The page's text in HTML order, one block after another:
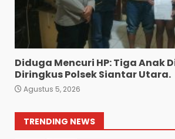
Diduga Mencuri HP: Tiga Anak
Diringkus Polsek Siantar Utara.
Agustus 5, 2026
TRENDING NEWS
7
4.800 Bungkus
ke Bea Cukai Dan
Terduga Pelaku
Agustus 4, 2026
1
Bawa 10 Butir Pil
Agustus 5, 2026